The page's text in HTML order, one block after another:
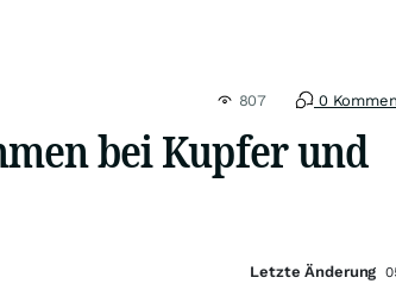
807 0
bei Kupfer und
Letzte Änderung